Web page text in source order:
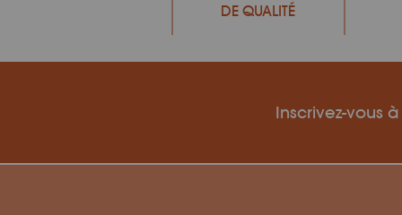
DE QUALITÉ
Inscrivez-vous